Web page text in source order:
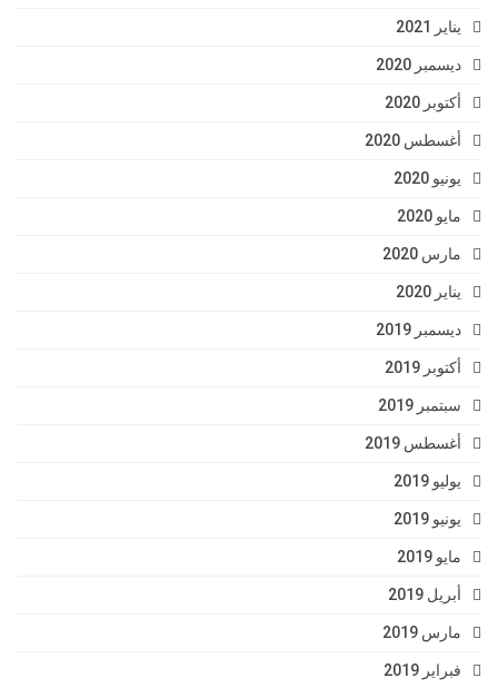
يناير 2021
ديسمبر 2020
أكتوبر 2020
أغسطس 2020
يونيو 2020
مايو 2020
مارس 2020
يناير 2020
ديسمبر 2019
أكتوبر 2019
سبتمبر 2019
أغسطس 2019
يوليو 2019
يونيو 2019
مايو 2019
أبريل 2019
مارس 2019
فبراير 2019